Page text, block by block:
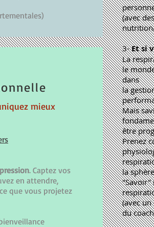
mieux
. Captez vos
en attendre,
que vous projetez
(avec
3-Et si
La
le
dans
la
Mais
être
Prenez
la
"Savoir"
(avec
du